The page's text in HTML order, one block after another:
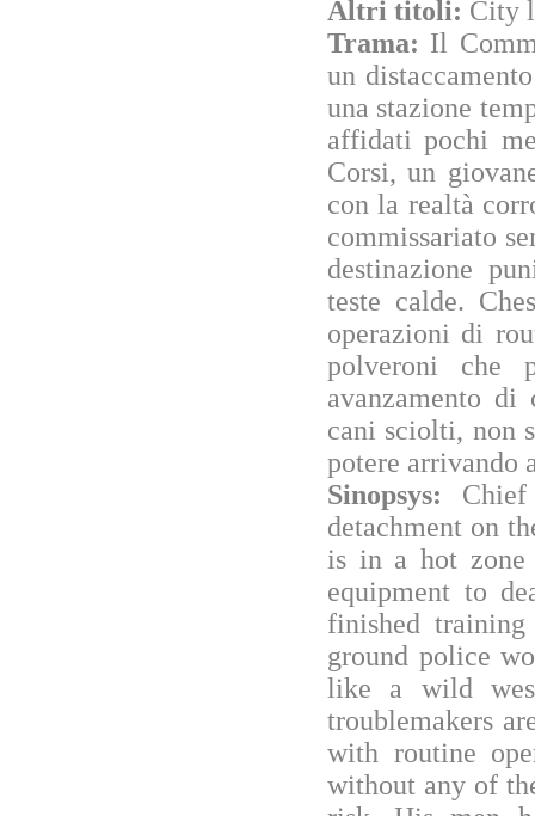
Altri titoli: City
Trama: Il
un
una stazione
affidati pochi
Corsi, un
con la realtà
commissariato
destinazione
teste calde.
operazioni di
polveroni che
avanzamento
cani sciolti, non
potere arrivando
Sinopsys:
detachment on
is in a hot zone
equipment to
finished
ground police
like a wild
troublemakers
with routine
without any of